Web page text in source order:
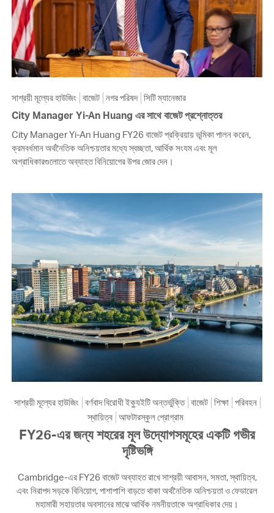
সাশ্রয়ী মূল্যের হাউজিং বাজেট নগর পরিষদ সিটি ম্যানেজার
City Manager Yi-An Huang এর সাথে বাজেট প্রশ্নোত্তর
City Manager Yi-An Huang FY26 বাজেট প্রক্রিয়ায় ভূমিকা পালন করেন,
ক্রমবর্ধমান অর্থনৈতিক অনিশ্চয়তার মধ্যে স্বচ্ছতা, আর্থিক সংযম এবং মূল
অগ্রাধিকারগুলোতে অব্যাহত বিনিয়োগের উপর জোর দেন।
সাশ্রয়ী মূল্যের হাউজিং বর্ণবাদ বিরোধী ইক্যুইটি অন্তর্ভুক্তি বাজেট শিক্ষা পরিবহন
স্থায়িত্ব আফটারস্কুল প্রোগ্রাম
FY26-এর জন্য শহরের মূল উদ্যোগসমূহের একটি গভীর
দৃষ্টিভঙ্গি
Cambridge-এর FY26 বাজেট অব্যাহত রাখে সাশ্রয়ী আবাসন, সমতা, স্থায়িত্ব,
এবং নিরাপদ সড়কে বিনিয়োগ, পাশাপাশি বাড়তে থাকা অর্থনৈতিক অনিশ্চয়তা ও ফেডারেল
মহামারী সহায়তার অবসানের মাঝে আর্থিক নমনীয়তাকে অগ্রাধিকার দেয়।